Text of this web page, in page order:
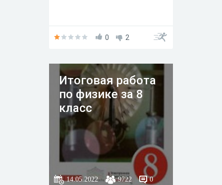
0 2
Итоговая работа
по физике за 8
класс
14.05.2022 9722 0